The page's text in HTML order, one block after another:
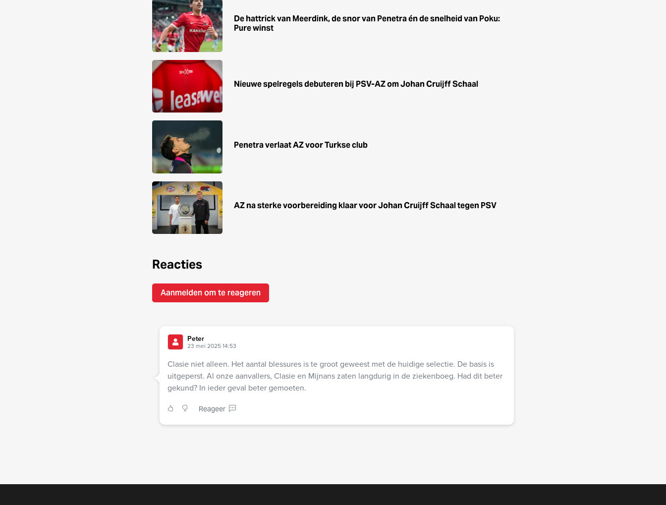
De hattrick van Meerdink, de snor van Penetra én de snelheid van Poku:
Pure winst
Nieuwe spelregels debuteren bij PSV-AZ om Johan Cruijff Schaal
Penetra verlaat AZ voor Turkse club
AZ na sterke voorbereiding klaar voor Johan Cruijff Schaal tegen PSV
Reacties
Aanmelden om te reageren
Peter
23 mei 2025 14:53
Clasie niet alleen. Het aantal blessures is te groot geweest met de huidige selectie. De basis is
uitgeperst. Al onze aanvallers, Clasie en Mijnans zaten langdurig in de ziekenboeg. Had dit beter
gekund? In ieder geval beter gemoeten.
Reageer